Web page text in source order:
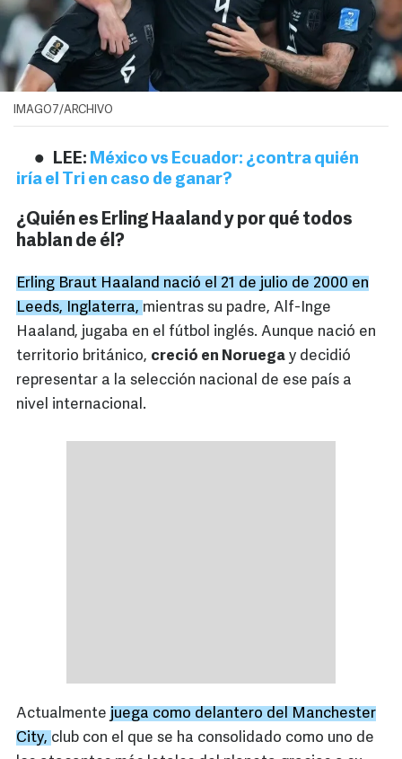
IMAGO7/ARCHIVO
LEE: México vs Ecuador: ¿contra quién
iría el Tri en caso de ganar?
¿Quién es Erling Haaland y por qué todos
hablan de él?
Erling Braut Haaland nació el 21 de julio de 2000 en
Leeds, Inglaterra, mientras su padre, Alf-Inge
Haaland, jugaba en el fútbol inglés. Aunque nació en
territorio británico, creció en Noruega y decidió
representar a la selección nacional de ese país a
nivel internacional.
Actualmente juega como delantero del Manchester
City, club con el que se ha consolidado como uno de